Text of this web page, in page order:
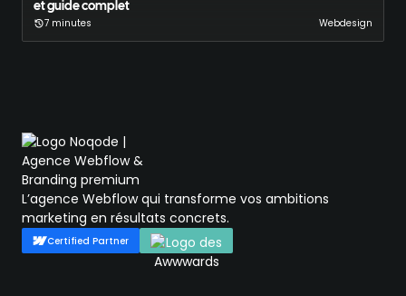
et guide complet
7 minutes Webdesign
L’agence Webflow qui transforme vos ambitions
marketing en résultats concrets.
Certified Partner